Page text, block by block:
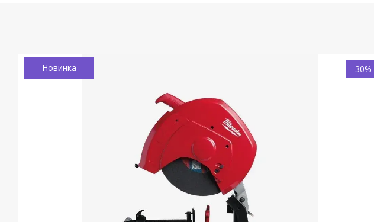
Новинка –30%